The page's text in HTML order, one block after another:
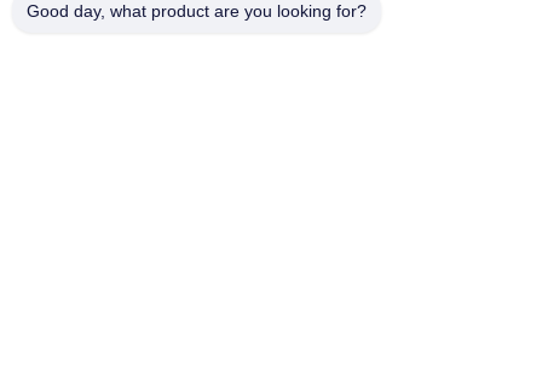
Good day, what product are you looking for?